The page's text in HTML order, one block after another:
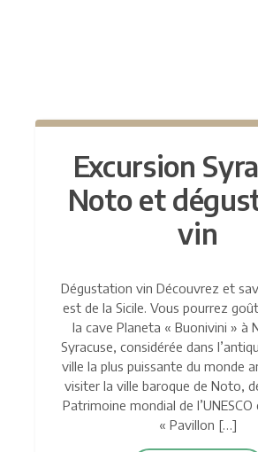
Excursion
Noto et
vin
Dégustation vin Découvrez et
est de la Sicile. Vous pourrez
la cave Planeta « Buonivini » à
Syracuse, considérée dans
ville la plus puissante du monde
visiter la ville baroque de Noto,
Patrimoine mondial de
« Pavillon […]